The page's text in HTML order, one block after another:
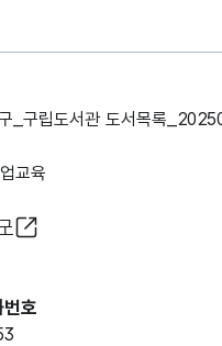
_구립도서관 도서목록
교육
호